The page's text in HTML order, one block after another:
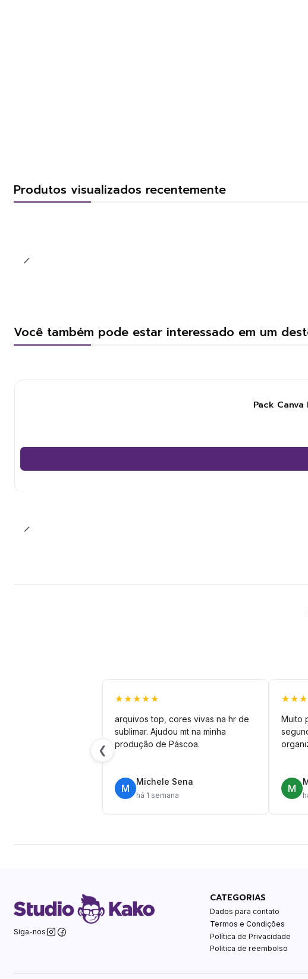
Produtos visualizados recentemente
Você também pode estar interessado em um
Pack
❮
★★★★★
arquivos top, cores vivas na hr de
sublimar. Ajudou mt na minha
produção de Páscoa.
M
Michele Sena
há 1 semana
Muito
M
Siga-nos
CATEGORIAS
Dados para contato
Termos e Condições
Política de Privacidade
Politica de reembolso